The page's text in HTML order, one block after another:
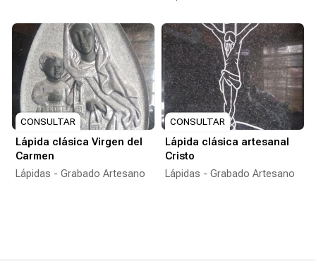
Lápida clásica Virgen del
Carmen
Lápidas - Grabado Artesano
CONSULTAR
Lápida clásica artesanal
Cristo
Lápidas - Grabado Artesano
CONSULTAR